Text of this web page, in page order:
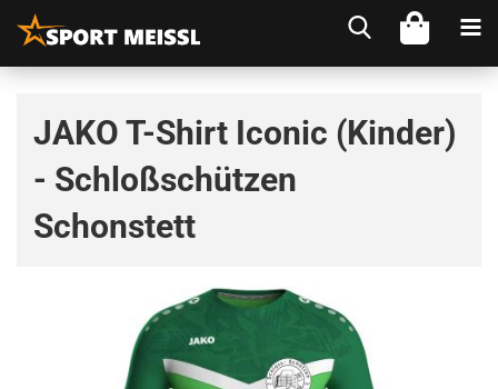
JAKO T-Shirt Iconic (Kinder)
- Schloßschützen
Schonstett